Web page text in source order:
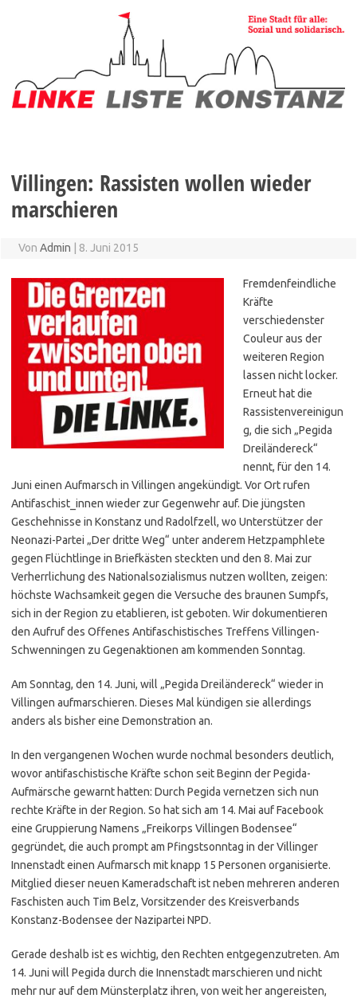
Villingen: Rassisten wollen wieder
marschieren
Von Admin 8. Juni 2015
Fremdenfeindliche
Kräfte
verschiedenster
Couleur aus der
weiteren Region
lassen nicht locker.
Erneut hat die
Rassistenvereinigun
g, die sich „Pegida
Dreiländereck“
nennt, für den 14.
Juni einen Aufmarsch in Villingen angekündigt. Vor Ort rufen
Antifaschist_innen wieder zur Gegenwehr auf. Die jüngsten
Geschehnisse in Konstanz und Radolfzell, wo Unterstützer der
Neonazi-Partei „Der dritte Weg“ unter anderem Hetzpamphlete
gegen Flüchtlinge in Briefkästen steckten und den 8. Mai zur
Verherrlichung des Nationalsozialismus nutzen wollten, zeigen:
höchste Wachsamkeit gegen die Versuche des braunen Sumpfs,
sich in der Region zu etablieren, ist geboten. Wir dokumentieren
den Aufruf des Offenes Antifaschistisches Treffens Villingen-
Schwenningen zu Gegenaktionen am kommenden Sonntag.
Am Sonntag, den 14. Juni, will „Pegida Dreiländereck“ wieder in
Villingen aufmarschieren. Dieses Mal kündigen sie allerdings
anders als bisher eine Demonstration an.
In den vergangenen Wochen wurde nochmal besonders deutlich,
wovor antifaschistische Kräfte schon seit Beginn der Pegida-
Aufmärsche gewarnt hatten: Durch Pegida vernetzen sich nun
rechte Kräfte in der Region. So hat sich am 14. Mai auf Facebook
eine Gruppierung Namens „Freikorps Villingen Bodensee“
gegründet, die auch prompt am Pfingstsonntag in der Villinger
Innenstadt einen Aufmarsch mit knapp 15 Personen organisierte.
Mitglied dieser neuen Kameradschaft ist neben mehreren anderen
Faschisten auch Tim Belz, Vorsitzender des Kreisverbands
Konstanz-Bodensee der Nazipartei NPD.
Gerade deshalb ist es wichtig, den Rechten entgegenzutreten. Am
14. Juni will Pegida durch die Innenstadt marschieren und nicht
mehr nur auf dem Münsterplatz ihren, von weit her angereisten,